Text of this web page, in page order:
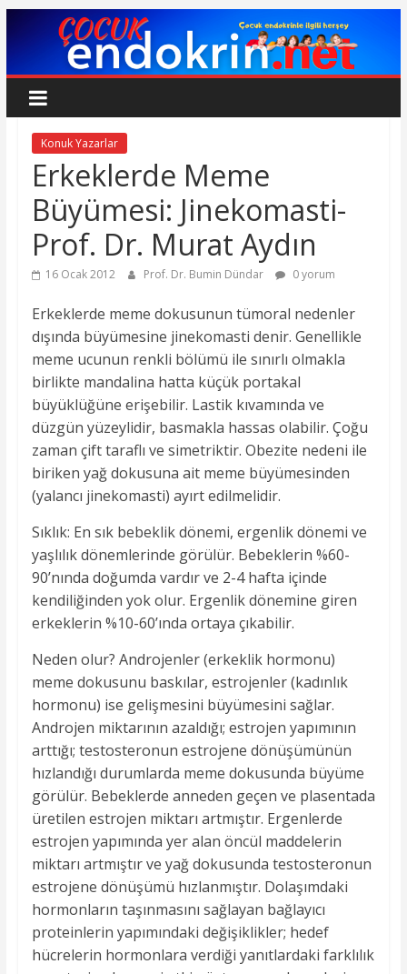
to
Çocuk
Endokrin
www.cocukendokrin.net
Konuk Yazarlar
Erkeklerde Meme
Büyümesi: Jinekomasti-
Prof. Dr. Murat Aydın
16 Ocak 2012 Prof. Dr. Bumin Dündar 0 yorum
Erkeklerde meme dokusunun tümoral nedenler
dışında büyümesine jinekomasti denir. Genellikle
meme ucunun renkli bölümü ile sınırlı olmakla
birlikte mandalina hatta küçük portakal
büyüklüğüne erişebilir. Lastik kıvamında ve
düzgün yüzeylidir, basmakla hassas olabilir. Çoğu
zaman çift taraflı ve simetriktir. Obezite nedeni ile
biriken yağ dokusuna ait meme büyümesinden
(yalancı jinekomasti) ayırt edilmelidir.
Sıklık: En sık bebeklik dönemi, ergenlik dönemi ve
yaşlılık dönemlerinde görülür. Bebeklerin %60-
90’nında doğumda vardır ve 2-4 hafta içinde
kendiliğinden yok olur. Ergenlik dönemine giren
erkeklerin %10-60’ında ortaya çıkabilir.
Neden olur? Androjenler (erkeklik hormonu)
meme dokusunu baskılar, estrojenler (kadınlık
hormonu) ise gelişmesini büyümesini sağlar.
Androjen miktarının azaldığı; estrojen yapımının
arttığı; testosteronun estrojene dönüşümünün
hızlandığı durumlarda meme dokusunda büyüme
görülür. Bebeklerde anneden geçen ve plasentada
üretilen estrojen miktarı artmıştır. Ergenlerde
estrojen yapımında yer alan öncül maddelerin
miktarı artmıştır ve yağ dokusunda testosteronun
estrojene dönüşümü hızlanmıştır. Dolaşımdaki
hormonların taşınmasını sağlayan bağlayıcı
proteinlerin yapımındaki değişiklikler; hedef
hücrelerin hormonlara verdiği yanıtlardaki farklılık